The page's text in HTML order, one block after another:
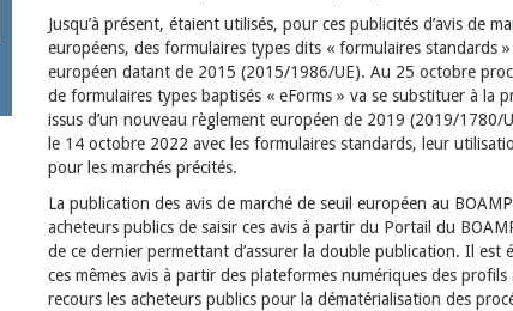
Jusqu’à présent, étaient utilisés, pour ces publicités d’avis de
européens, des formulaires types dits « formulaires standards
européen datant de 2015 (2015/1986/UE). Au 25 octobre
de formulaires types baptisés « eForms » va se substituer à la
issus d’un nouveau règlement européen de 2019 (2019/1780/
le 14 octobre 2022 avec les formulaires standards, leur
pour les marchés précités.
La publication des avis de marché de seuil européen au
acheteurs publics de saisir ces avis à partir du Portail du
de ce dernier permettant d’assurer la double publication. Il est
ces mêmes avis à partir des plateformes numériques des
recours les acheteurs publics pour la dématérialisation des